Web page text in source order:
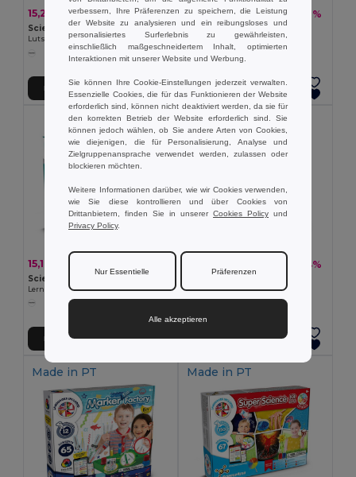
15,21 € 18,42 € -17%
Science4You 35870
Lutscherfabrik – perfekt für Kinder
In den Warenkorb
15,21 €19,28 € -21%
Science4You 35873
Lernspiel für Kinder
In den Warenkorb
15,10 €
Science4You 35856
Lernspielzeug für Kinder
In den Warenkorb
Made in PT
-34%
Science4You 35800
In den Warenkorb
Made in PT Made in PT
verbessern, Ihre Präferenzen zu speichern, die Leistung
der Website zu analysieren und ein reibungsloses und
personalisiertes Surferlebnis zu gewährleisten,
einschließlich maßgeschneidertem Inhalt, optimierten
Interaktionen mit unserer Website und Werbung.
Sie können Ihre Cookie-Einstellungen jederzeit verwalten.
Essenzielle Cookies, die für das Funktionieren der Website
erforderlich sind, können nicht deaktiviert werden, da sie für
den korrekten Betrieb der Website erforderlich sind. Sie
können jedoch wählen, ob Sie andere Arten von Cookies,
wie diejenigen, die für Personalisierung, Analyse und
Zielgruppenansprache verwendet werden, zulassen oder
blockieren möchten.
Weitere Informationen darüber, wie wir Cookies verwenden,
wie Sie diese kontrollieren und über Cookies von
Drittanbietern, finden Sie in unserer Cookies Policy und
Privacy Policy.
Nur Essentielle Präferenzen
Alle akzeptieren